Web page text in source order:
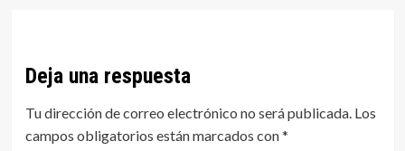
Deja una respuesta
Tu dirección de correo electrónico no será publicada. Los
campos obligatorios están marcados con*